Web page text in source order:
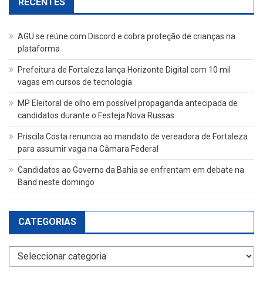
AGU se reúne com Discord e cobra proteção de crianças na
plataforma
Prefeitura de Fortaleza lança Horizonte Digital com 10 mil
vagas em cursos de tecnologia
MP Eleitoral de olho em possível propaganda antecipada de
candidatos durante o Festeja Nova Russas
Priscila Costa renuncia ao mandato de vereadora de Fortaleza
para assumir vaga na Câmara Federal
Candidatos ao Governo da Bahia se enfrentam em debate na
Band neste domingo
CATEGORIAS
Categorias